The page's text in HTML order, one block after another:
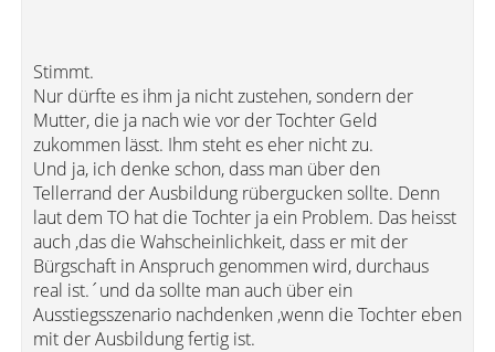
Stimmt.
Nur dürfte es ihm ja nicht zustehen, sondern der
Mutter, die ja nach wie vor der Tochter Geld
zukommen lässt. Ihm steht es eher nicht zu.
Und ja, ich denke schon, dass man über den
Tellerrand der Ausbildung rübergucken sollte. Denn
laut dem TO hat die Tochter ja ein Problem. Das heisst
auch ,das die Wahscheinlichkeit, dass er mit der
Bürgschaft in Anspruch genommen wird, durchaus
real ist.´und da sollte man auch über ein
Ausstiegsszenario nachdenken ,wenn die Tochter eben
mit der Ausbildung fertig ist.